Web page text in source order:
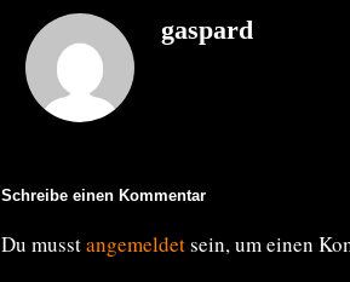
gaspard
Schreibe einen Kommentar
Du musstangemeldetsein, um einen